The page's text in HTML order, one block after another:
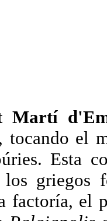
Martí
tocando el
Esta
griegos
factoría, el